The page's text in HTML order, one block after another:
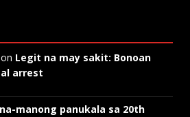
on Legit na may sakit: Bonoan
arrest
manong panukala sa 20th